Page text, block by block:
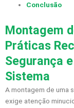
Conclusão
Montagem
Práticas
Segurança
Sistema
A montagem de uma
exige atenção